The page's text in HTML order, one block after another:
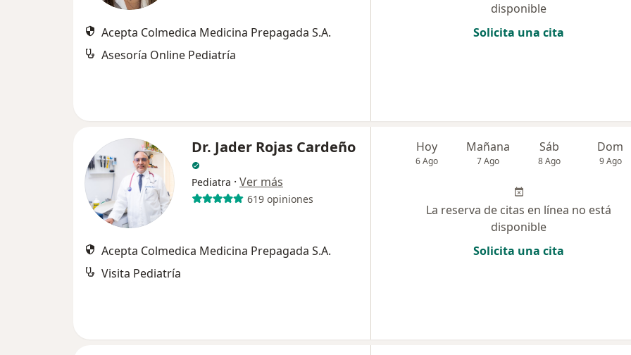
Acepta Colmedica Medicina Prepagada S.A.
Asesoría Online Pediatría
disponible
Solicita una cita
Dr. Jader Rojas Cardeño
Pediatra · Ver más
619 opiniones
Acepta Colmedica Medicina Prepagada S.A.
Visita Pediatría
Hoy
6 Ago
Mañana
7 Ago
Sáb
8 Ago
Dom
9 Ago
La reserva de citas en línea no está
disponible
Solicita una cita